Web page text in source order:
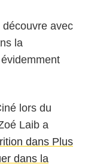
avec
la
lors du
Laib a
dans Plus
dans la